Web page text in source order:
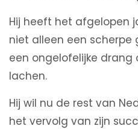
Hij heeft het afgelopen
niet alleen een
een ongelofelijke
lachen.
Hij wil nu de rest van
het vervolg van zijn